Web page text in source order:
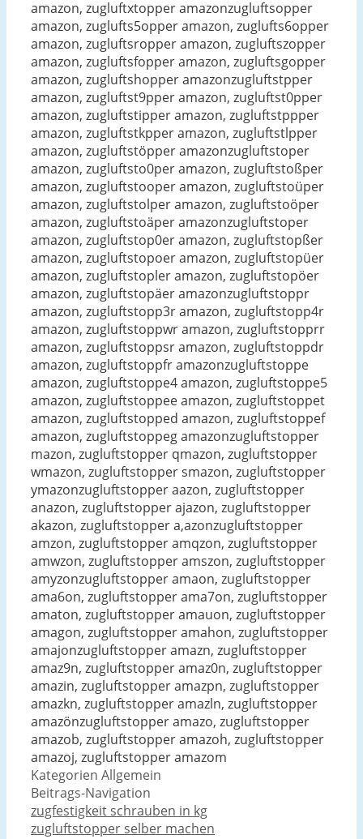
amazon, zugluftxtopper amazonzugluftsopper
amazon, zuglufts5opper amazon, zuglufts6opper
amazon, zugluftsropper amazon, zugluftszopper
amazon, zugluftsfopper amazon, zugluftsgopper
amazon, zugluftshopper amazonzugluftstpper
amazon, zugluftst9pper amazon, zugluftst0pper
amazon, zugluftstipper amazon, zugluftstppper
amazon, zugluftstkpper amazon, zugluftstlpper
amazon, zugluftstöpper amazonzugluftstoper
amazon, zugluftsto0per amazon, zugluftstoßper
amazon, zugluftstooper amazon, zugluftstoüper
amazon, zugluftstolper amazon, zugluftstoöper
amazon, zugluftstoäper amazonzugluftstoper
amazon, zugluftstop0er amazon, zugluftstopßer
amazon, zugluftstopoer amazon, zugluftstopüer
amazon, zugluftstopler amazon, zugluftstopöer
amazon, zugluftstopäer amazonzugluftstoppr
amazon, zugluftstopp3r amazon, zugluftstopp4r
amazon, zugluftstoppwr amazon, zugluftstopprr
amazon, zugluftstoppsr amazon, zugluftstoppdr
amazon, zugluftstoppfr amazonzugluftstoppe
amazon, zugluftstoppe4 amazon, zugluftstoppe5
amazon, zugluftstoppee amazon, zugluftstoppet
amazon, zugluftstopped amazon, zugluftstoppef
amazon, zugluftstoppeg amazonzugluftstopper
mazon, zugluftstopper qmazon, zugluftstopper
wmazon, zugluftstopper smazon, zugluftstopper
ymazonzugluftstopper aazon, zugluftstopper
anazon, zugluftstopper ajazon, zugluftstopper
akazon, zugluftstopper a,azonzugluftstopper
amzon, zugluftstopper amqzon, zugluftstopper
amwzon, zugluftstopper amszon, zugluftstopper
amyzonzugluftstopper amaon, zugluftstopper
ama6on, zugluftstopper ama7on, zugluftstopper
amaton, zugluftstopper amauon, zugluftstopper
amagon, zugluftstopper amahon, zugluftstopper
amajonzugluftstopper amazn, zugluftstopper
amaz9n, zugluftstopper amaz0n, zugluftstopper
amazin, zugluftstopper amazpn, zugluftstopper
amazkn, zugluftstopper amazln, zugluftstopper
amazönzugluftstopper amazo, zugluftstopper
amazob, zugluftstopper amazoh, zugluftstopper
amazoj, zugluftstopper amazom
Kategorien Allgemein
Beitrags-Navigation
zugfestigkeit schrauben in kg
zugluftstopper selber machen